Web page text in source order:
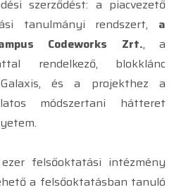
szerződést: a piacvezető
tanulmányi rendszert, a
Codeworks Zrt., a
rendelkező, blokklánc
és a projekthez a
módszertani hátteret
felsőoktatási intézmény
a felsőoktatásban tanuló